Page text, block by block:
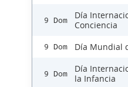
9 Dom
Día
Conciencia
9 Dom Día Mundial
9 Dom
Día
la Infancia